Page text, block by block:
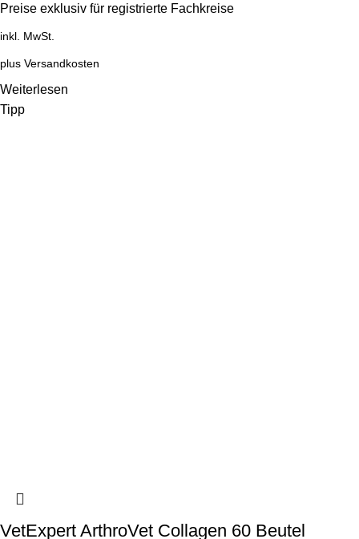
Preise exklusiv für registrierte Fachkreise
inkl. MwSt.
plus Versandkosten
Weiterlesen
Tipp
VetExpert ArthroVet Collagen 60 Beutel